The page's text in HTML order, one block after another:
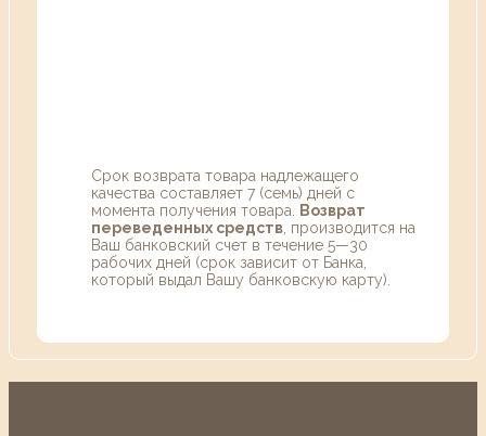
Срок возврата товара надлежащего
качества составляет 7 (семь) дней с
момента получения товара.
Возврат
переведенных средств , производится на
Ваш банковский счет в течение 5—30
рабочих дней (срок зависит от Банка,
который выдал Вашу банковскую карту).